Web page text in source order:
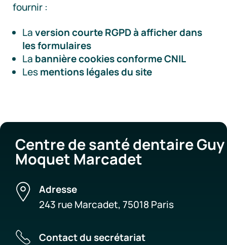
fournir :
Laversion courte RGPD à afficher dans
les formulaires
La bannière cookies conforme CNIL
Lesmentions légales du site
Centre de santé dentaire Guy
Moquet Marcadet
Adresse
243 rue Marcadet, 75018 Paris
Contact du secrétariat